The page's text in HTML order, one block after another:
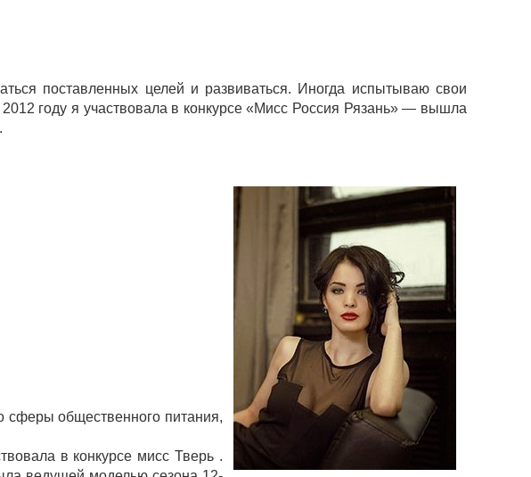
поставленных целей и развиваться. Иногда испытываю свои
году я участвовала в конкурсе «Мисс Россия Рязань» — вышла
сферы общественного питания,
в конкурсе мисс Тверь .